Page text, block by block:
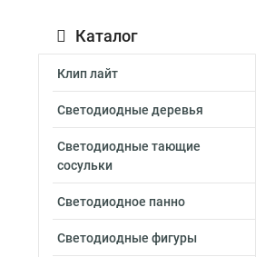
Каталог
Клип лайт
Светодиодные деревья
Светодиодные тающие
сосульки
Светодиодное панно
Светодиодные фигуры